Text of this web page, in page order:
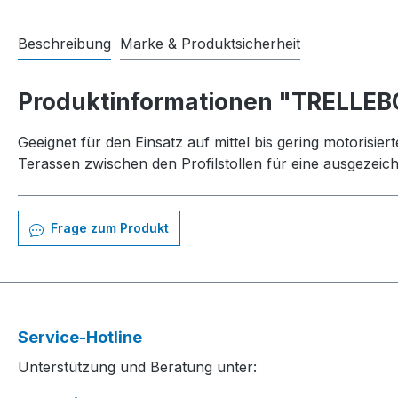
Beschreibung Marke & Produktsicherheit
Produktinformationen
Geeignet für den Einsatz auf mittel bis gering
Terassen zwischen den Profilstollen für eine
Frage zum Produkt
Service-Hotline
Unterstützung und Beratung unter: